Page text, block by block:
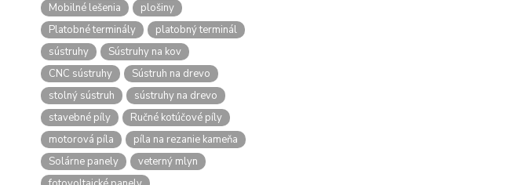
Mobilné lešenia
plošiny
Platobné terminály
platobný terminál
sústruhy
Sústruhy na kov
CNC sústruhy
Sústruh na drevo
stolný sústruh
sústruhy na drevo
stavebné píly
Ručné kotúčové píly
motorová píla
píla na rezanie kameňa
Solárne panely
veterný mlyn